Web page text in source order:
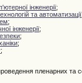
інженерії;
та автоматизації
;
інженерії;
;
;
;
пленарних та